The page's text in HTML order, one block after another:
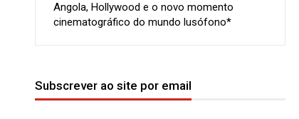
Angola, Hollywood e o novo momento
cinematográfico do mundo lusófono*
Subscrever ao site por email